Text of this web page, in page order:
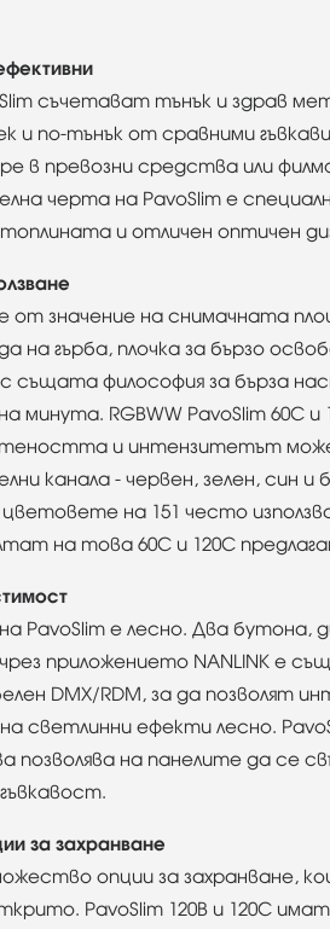
съчетават тънък и здрав
и по-тънък от сравними
в превозни средства или
черта на PavoSlim е
и отличен оптичен
от значение на снимачната
на гърба, плочка за бързо
същата философия за бърза
минута. RGBWW PavoSlim 60C
и интензитетът може
канала - червен, зелен, син
цветовете на 151 често
на това 60C и 120C
PavoSlim е лесно. Два бутона,
приложението NANLINK е
DMX/RDM, за да позволят
светлинни ефекти лесно.
позволява на панелите да се
за захранване
опции за захранване,
PavoSlim 120B и 120C